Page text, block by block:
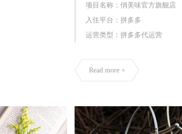
项目名称：俏美味官方旗舰店
入住平台：拼多多
运营类型：拼多多代运营
Read more +